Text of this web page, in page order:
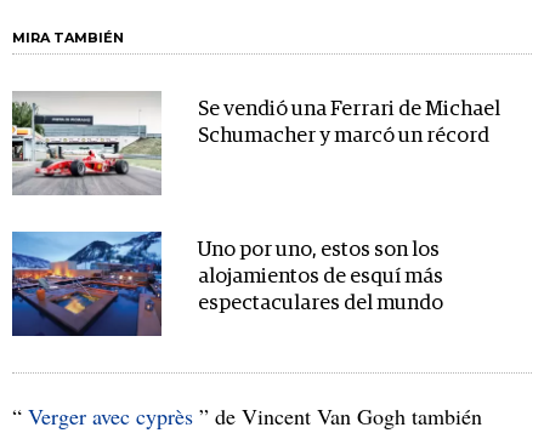
MIRA TAMBIÉN
Se vendió una Ferrari de Michael
Schumacher y marcó un récord
Uno por uno, estos son los
alojamientos de esquí más
espectaculares del mundo
“ Verger avec cyprès ” de Vincent Van Gogh también